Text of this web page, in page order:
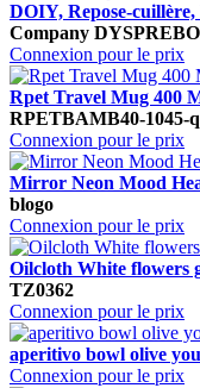
DOIY, Repose-
Company
Connexion pour le prix
Rpet Travel Mug 400
RPETBAMB40-1045-
Connexion pour le prix
Mirror Neon Mood
blogo
Connexion pour le prix
Oilcloth White flowers
TZ0362
Connexion pour le prix
aperitivo bowl olive you
Connexion pour le prix